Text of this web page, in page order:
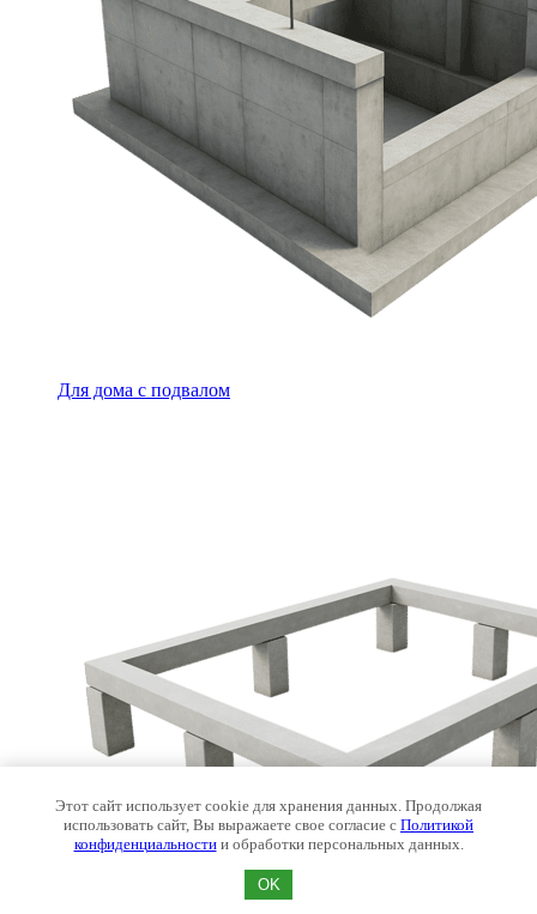
Для дома с подвалом
Этот сайт использует cookie для хранения данных. Продолжая
использовать сайт, Вы выражаете свое согласие с Политикой
конфиденциальностии обработки персональных данных.
OK